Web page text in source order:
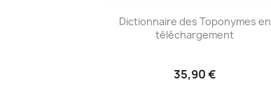
Dictionnaire des Toponymes en
téléchargement
35,90 €